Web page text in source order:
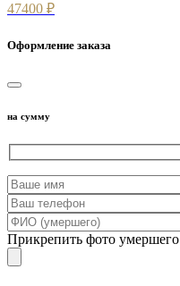
47400 ₽
Оформление заказа
на сумму
Прикрепить фото умершего